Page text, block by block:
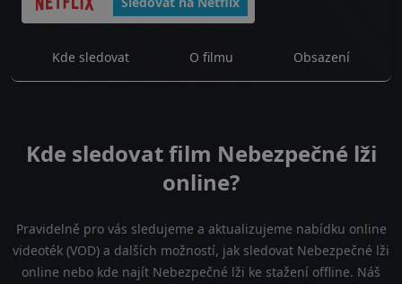
Kde sledovat O filmu Obsazení
Kde sledovat film Nebezpečné lži
online?
Pravidelně pro vás sledujeme a aktualizujeme nabídku online
videoték (VOD) a dalších možností, jak sledovat Nebezpečné lži
online nebo kde najít Nebezpečné lži ke stažení offline. Náš